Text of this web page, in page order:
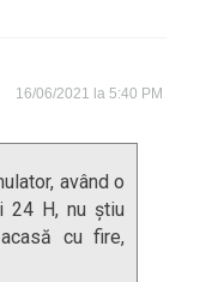
16/06/2021 la 5:40 PM
având o
24 H, nu știu
cu fire,